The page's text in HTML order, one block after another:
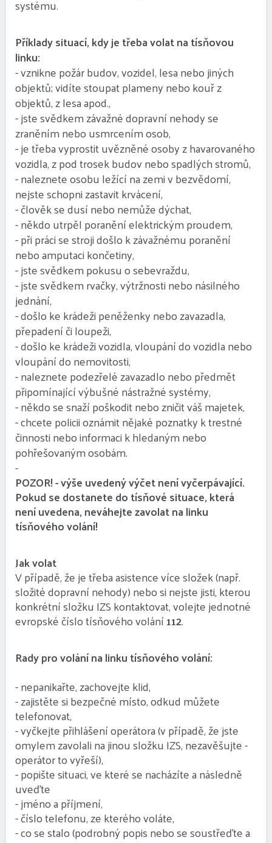
systému.
Příklady situací, kdy je třeba volat na tísňovou
linku:
- vznikne požár budov, vozidel, lesa nebo jiných
objektů; vidíte stoupat plameny nebo kouř z
objektů, z lesa apod.,
- jste svědkem závažné dopravní nehody se
zraněním nebo usmrcením osob,
- je třeba vyprostit uvězněné osoby z havarovaného
vozidla, z pod trosek budov nebo spadlých stromů,
- naleznete osobu ležící na zemi v bezvědomí,
nejste schopni zastavit krvácení,
- člověk se dusí nebo nemůže dýchat,
- někdo utrpěl poranění elektrickým proudem,
- při práci se stroji došlo k závažnému poranění
nebo amputaci končetiny,
- jste svědkem pokusu o sebevraždu,
- jste svědkem rvačky, výtržnosti nebo násilného
jednání,
- došlo ke krádeži peněženky nebo zavazadla,
přepadení či loupeži,
- došlo ke krádeži vozidla, vloupání do vozidla nebo
vloupání do nemovitosti,
- naleznete podezřelé zavazadlo nebo předmět
připomínající výbušné nástražné systémy,
- někdo se snaží poškodit nebo zničit váš majetek,
- chcete policii oznámit nějaké poznatky k trestné
činnosti nebo informaci k hledaným nebo
pohřešovaným osobám.
-
POZOR! - výše uvedený výčet není vyčerpávající.
Pokud se dostanete do tísňové situace, která
není uvedena, neváhejte zavolat na linku
tísňového volání!
Jak volat
V případě, že je třeba asistence více složek (např.
složité dopravní nehody) nebo si nejste jisti, kterou
konkrétní složku IZS kontaktovat, volejte jednotné
evropské číslo tísňového volání112.
Rady pro volání na linku tísňového volání:
- nepanikařte, zachovejte klid,
- zajistěte si bezpečné místo, odkud můžete
telefonovat,
- vyčkejte přihlášení operátora (v případě, že jste
omylem zavolali na jinou složku IZS, nezavěšujte -
operátor to vyřeší),
- popište situaci, ve které se nacházíte a následně
uveďte
- jméno a příjmení,
- číslo telefonu, ze kterého voláte,
- co se stalo (podrobný popis nebo se soustřeďte a